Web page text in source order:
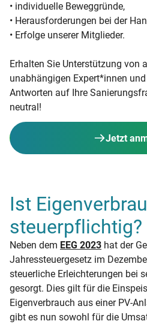
• individuelle Beweggründe,
• Herausforderungen bei der
• Erfolge unserer Mitglieder.
Erhalten Sie Unterstützung von
unabhängigen Expert*innen
Antworten auf Ihre
neutral!
Jetzt
Ist
steuerpflichtig?
Neben dem EEG 2023 hat der
Jahressteuergesetz im
steuerliche Erleichterungen bei
gesorgt. Dies gilt für die
Eigenverbrauch aus einer PV-
gibt es nun sowohl für die